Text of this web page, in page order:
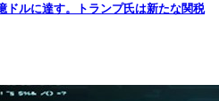
ルに達す。トランプ氏は新たな関税